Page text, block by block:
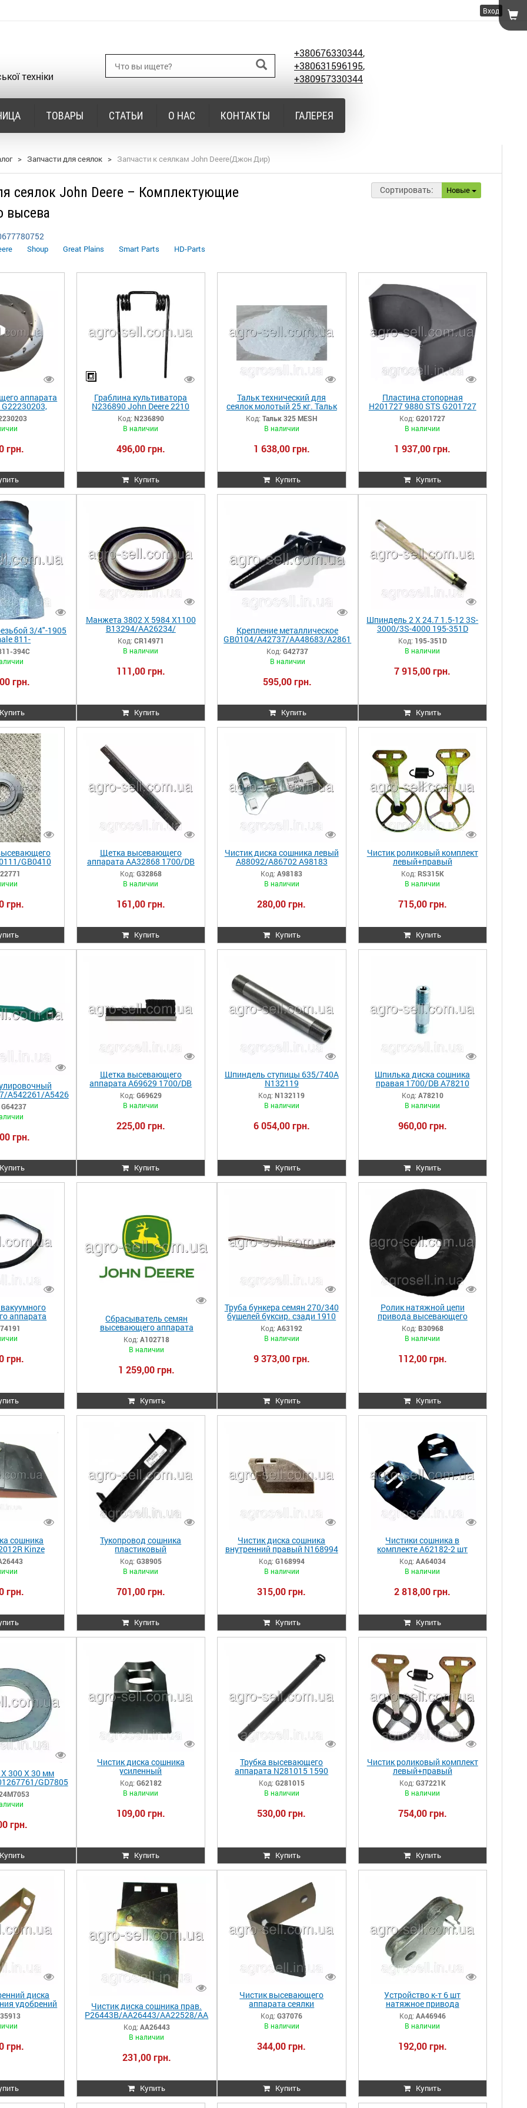
Вход
техніки
+380676330344,
+380631596195,
+380957330344
ТОВАРЫ СТАТЬИ О НАС КОНТАКТЫ ГАЛЕРЕЯ
> Запчасти для сеялок > Запчасти к сеялкам John Deere(Джон Дир)
сеялок John Deere – Комплектующие
высева
Сортировать: Новые
Shoup Great Plains Smart Parts HD-Parts
аппарата
G22230203,
|
грн.
Граблина культиватора
N236890 John Deere 2210
Код: N236890
В наличии
496,00 грн.
Купить
Тальк технический для
сеялок молотый 25 кг. Тальк
325 MESH
Код: Тальк 325 MESH
В наличии
1 638,00 грн.
Купить
Пластина стопорная
H201727 9880 STS G201727
Код: G201727
В наличии
1 937,00 грн.
Купить
3/4"-1905
811-
9820148/NV1212
394C
грн.
Купить
Манжета 3802 X 5984 X1100
B13294/AA26234/
CR14970/340210/200859
CR14971
Код: CR14971
В наличии
111,00 грн.
Купить
Крепление металлическое
GB0104/A42737/AA48683/A2861
3/A22457 G42737
Код: G42737
В наличии
595,00 грн.
Купить
Шпиндель 2 X 24.7 1.5-12 3S-
3000/3S-4000 195-351D
Код: 195-351D
В наличии
7 915,00 грн.
Купить
GB0410
A22771
грн.
Щетка высевающего
аппарата AA32868 1700/DB
G32868
Код: G32868
В наличии
161,00 грн.
Купить
Чистик диска сошника левый
A88092/A86702 A98183
Код: A98183
В наличии
280,00 грн.
Купить
Чистик роликовый комплект
левый+правый
AA5472/AA49573/ 2
AH133315+A69139+A69140+2
A50047 RS315K
Код: RS315K
В наличии
715,00 грн.
Купить
A542261/A5426
G64237
грн.
Купить
Щетка высевающего
аппарата A69629 1700/DB
G69629
Код: G69629
В наличии
225,00 грн.
Купить
Шпиндель ступицы 635/740A
N132119
Код: N132119
В наличии
6 054,00 грн.
Купить
Шпилька диска сошника
правая 1700/DB A78210
Код: A78210
В наличии
960,00 грн.
Купить
аппарата
720076
G74191
грн.
Сбрасыватель семян
высевающего аппарата
DB37/DB40/DB44/DB50/DB74/D
B90 A102718
Код: A102718
В наличии
1 259,00 грн.
Купить
Труба бункера семян 270/340
бушелей буксир. сзади 1910
A63192
Код: A63192
В наличии
9 373,00 грн.
Купить
Ролик натяжной цепи
привода высевающего
аппарата GD1067 Kinze
B30968
Код: B30968
В наличии
112,00 грн.
Купить
сошника
Kinze
грн.
Тукопровод сошника
пластиковый
AA23112/AA38905 G38905
Код: G38905
В наличии
701,00 грн.
Купить
Чистик диска сошника
внутренний правый N168994
455/730/740A G168994
Код: G168994
В наличии
315,00 грн.
Купить
Чистики сошника в
комплекте A62182-2 шт
1780/DB AA64034
Код: AA64034
В наличии
2 818,00 грн.
Купить
300 X 30 мм
GD7805
019C/S.4979
грн.
Купить
Чистик диска сошника
усиленный
A62182/A32637/AA64034
G62182
Код: G62182
В наличии
109,00 грн.
Купить
Трубка высевающего
аппарата N281015 1590
G281015
Код: G281015
В наличии
530,00 грн.
Купить
Чистик роликовый комплект
левый+правый
AA54726/AA49572/ 2
AA37221+A69139+A69140+2
A50047 G37221K
Код: G37221K
В наличии
754,00 грн.
Купить
диска
удобрений
B35913
грн.
Чистик диска сошника прав.
P26443B/AA26443/AA22528/AA
24561/00400832 Kinze AA26443
Код: AA26443
В наличии
231,00 грн.
Купить
Чистик высевающего
аппарата сеялки
AA34203/AA37076 DB G37076
Код: G37076
В наличии
344,00 грн.
Купить
Устройство к-т 6 шт
натяжное привода
высевающего апарата
GD7426/GD11962 Kinze
AA46946
Код: AA46946
В наличии
192,00 грн.
Купить